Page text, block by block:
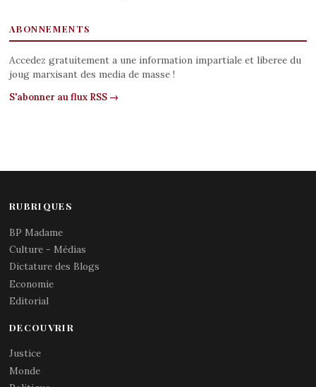
ABONNEMENTS
Accedez gratuitement a une information impartiale et liberee du
joug marxisant des media de masse !
S'abonner au flux RSS →
RUBRIQUES
BP Madame
Culture - Médias
Dictature des Blogs
Economie
Editorial
DECOUVRIR
Justice
Monde